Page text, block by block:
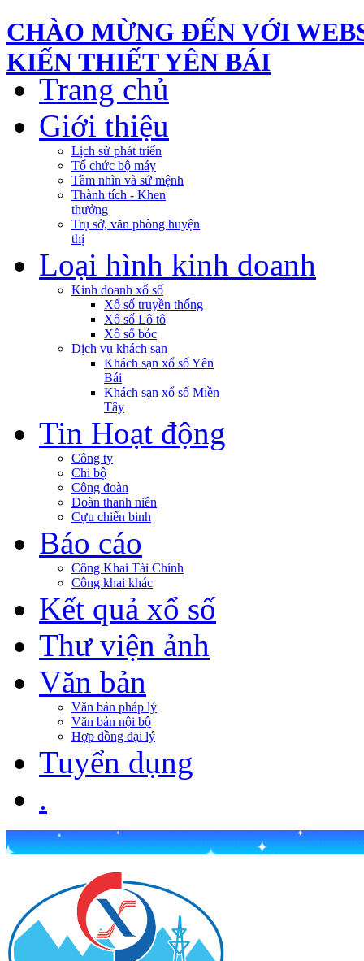
CHÀO MỪNG ĐẾN VỚI
KIẾN THIẾT YÊN BÁI
Trang chủ
Giới thiệu
Lịch sử phát triển
Tổ chức bộ máy
Tầm nhìn và sứ mệnh
Thành tích - Khen
thưởng
Trụ sở, văn phòng huyện
thị
Loại hình kinh doanh
Kinh doanh xổ số
Xổ số truyền thống
Xổ số Lô tô
Xổ số bóc
Dịch vụ khách sạn
Khách sạn xổ số Yên
Bái
Khách sạn xổ số Miền
Tây
Tin Hoạt động
Công ty
Chi bộ
Công đoàn
Đoàn thanh niên
Cựu chiến binh
Báo cáo
Công Khai Tài Chính
Công khai khác
Kết quả xổ số
Thư viện ảnh
Văn bản
Văn bản pháp lý
Văn bản nội bộ
Hợp đồng đại lý
Tuyển dụng
.